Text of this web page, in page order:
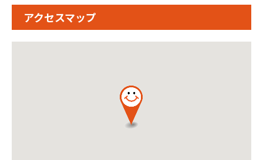
アクセスマップ